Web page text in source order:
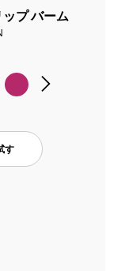
ップ バーム
す